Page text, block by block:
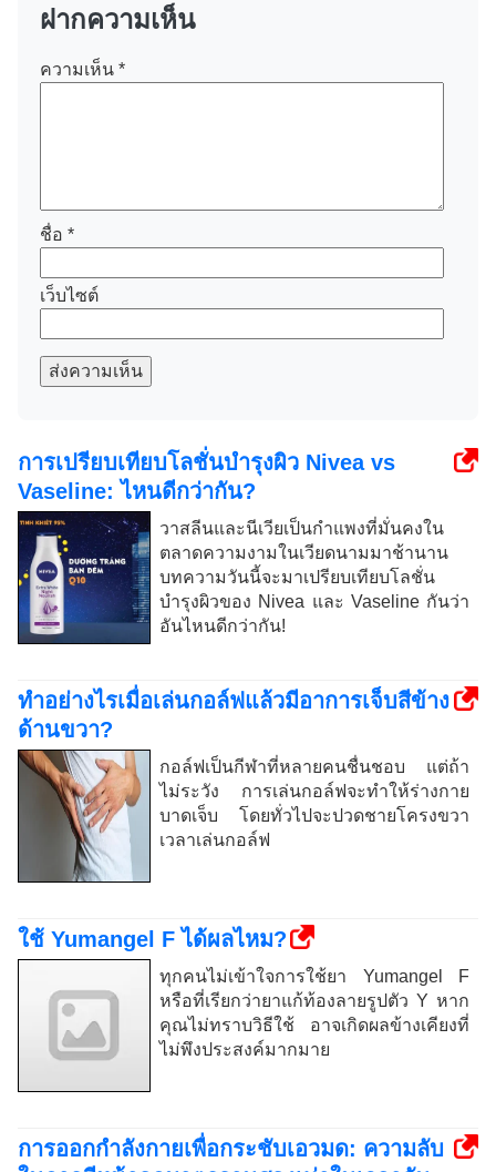
ฝากความเห็น
ความเห็น *
ชื่อ *
เว็บไซต์
ส่งความเห็น
การเปรียบเทียบโลชั่นบำรุงผิว Nivea vs
Vaseline: ไหนดีกว่ากัน?
วาสลีนและนีเวียเป็นกำแพงที่มั่นคงใน
ตลาดความงามในเวียดนามมาช้านาน
บทความวันนี้จะมาเปรียบเทียบโลชั่น
บำรุงผิวของ Nivea และ Vaseline กันว่า
อันไหนดีกว่ากัน!
ทำอย่างไรเมื่อเล่นกอล์ฟแล้วมีอาการเจ็บสีข้าง
ด้านขวา?
กอล์ฟเป็นกีฬาที่หลายคนชื่นชอบ แต่ถ้า
ไม่ระวัง การเล่นกอล์ฟจะทำให้ร่างกาย
บาดเจ็บ โดยทั่วไปจะปวดชายโครงขวา
เวลาเล่นกอล์ฟ
ใช้ Yumangel F ได้ผลไหม?
ทุกคนไม่เข้าใจการใช้ยา Yumangel F
หรือที่เรียกว่ายาแก้ท้องลายรูปตัว Y หาก
คุณไม่ทราบวิธีใช้ อาจเกิดผลข้างเคียงที่
ไม่พึงประสงค์มากมาย
การออกกำลังกายเพื่อกระชับเอวมด: ความลับ